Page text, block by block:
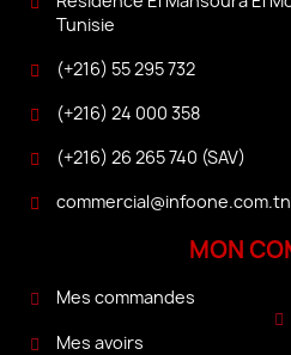
Tunisie
(+216) 55 295 732
(+216) 24 000 358
(+216) 26 265 740 (SAV)
commercial@infoone.com.tn
MON
Mes commandes
Mes avoirs